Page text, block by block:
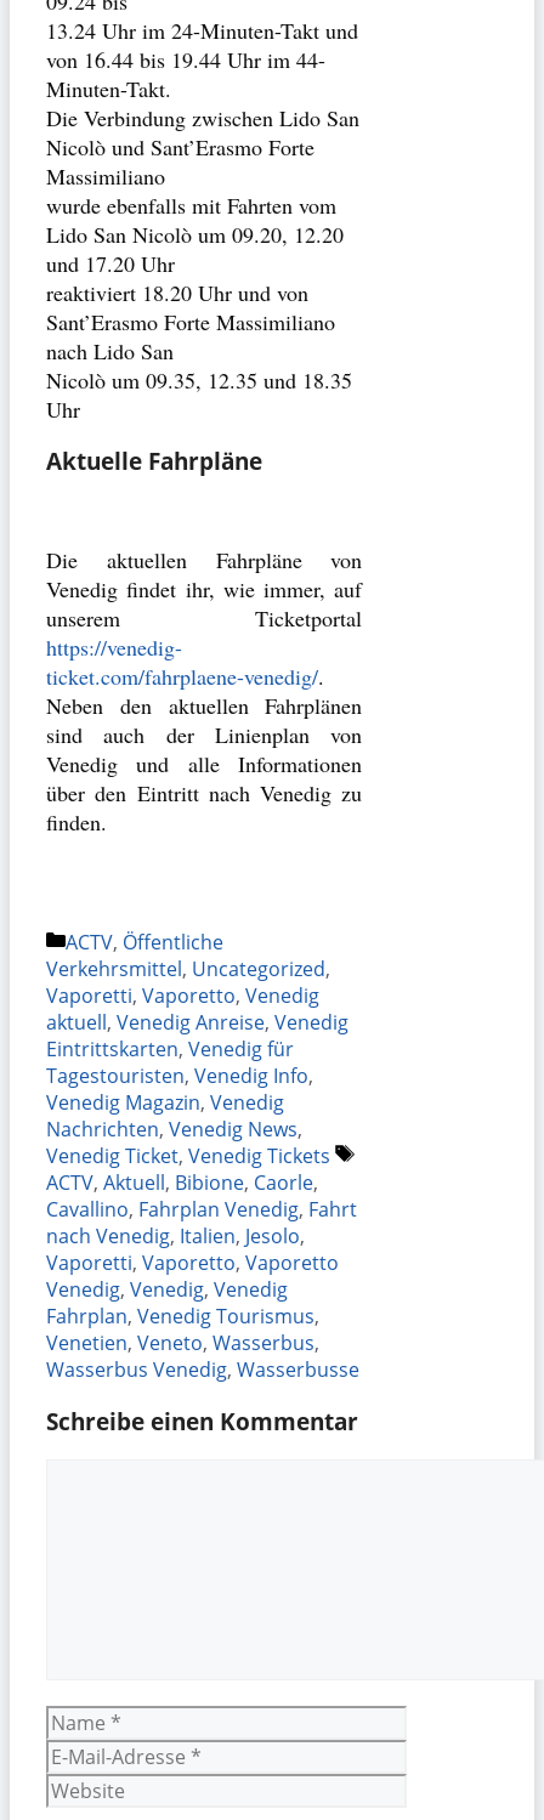
13.24 Uhr im 24-Minuten-Takt und
von 16.44 bis 19.44 Uhr im 44-
Minuten-Takt.
Die Verbindung zwischen Lido San
Nicolò und Sant’Erasmo Forte
Massimiliano
wurde ebenfalls mit Fahrten vom
Lido San Nicolò um 09.20, 12.20
und 17.20 Uhr
reaktiviert 18.20 Uhr und von
Sant’Erasmo Forte Massimiliano
nach Lido San
Nicolò um 09.35, 12.35 und 18.35
Uhr
Aktuelle Fahrpläne
Die aktuellen Fahrpläne von
Venedig findet ihr, wie immer, auf
unserem Ticketportal
https://venedig-
ticket.com/fahrplaene-venedig/.
Neben den aktuellen Fahrplänen
sind auch der Linienplan von
Venedig und alle Informationen
über den Eintritt nach Venedig zu
finden.
Kategorien
ACTV, Öffentliche
Verkehrsmittel, Uncategorized,
Vaporetti, Vaporetto, Venedig
aktuell, Venedig Anreise, Venedig
Eintrittskarten, Venedig für
Tagestouristen, Venedig Info,
Venedig Magazin, Venedig
Nachrichten, Venedig News,
Venedig Ticket, Venedig Tickets
Schlagwörter
ACTV, Aktuell, Bibione, Caorle,
Cavallino, Fahrplan Venedig, Fahrt
nach Venedig, Italien, Jesolo,
Vaporetti, Vaporetto, Vaporetto
Venedig, Venedig, Venedig
Fahrplan, Venedig Tourismus,
Venetien, Veneto, Wasserbus,
Wasserbus Venedig, Wasserbusse
Schreibe einen Kommentar
Name
E-
Mail-
Adresse
Website